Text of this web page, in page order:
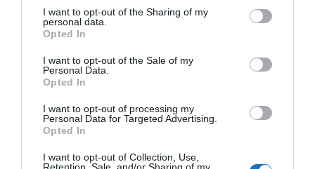
I want to opt-out of the Sharing of my
personal data.
Opted In
I want to opt-out of the Sale of my
Personal Data.
Opted In
I want to opt-out of processing my
Personal Data for Targeted Advertising.
Opted In
I want to opt-out of Collection, Use,
Retention, Sale, and/or Sharing of my
pesar de que manteniendo todavía un precio
superior al que había cuando empezó todo esto.
La acción mancomunada de todos estos
inversores ocasionales que ha hecho sufrir a un
hedge fundha sido considerada por ellos
mismos y también por terceros como un acto de
ellos, mueven los mercados a su voluntad. La